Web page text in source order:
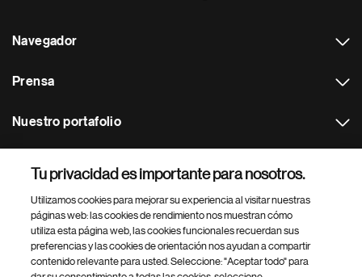
Navegador
Prensa
Nuestro portafolio
Footer Site Search
Tu privacidad es importante para nosotros.
Utilizamos cookies para mejorar su experiencia al visitar nuestras
páginas web: las cookies de rendimiento nos muestran cómo
utiliza esta página web, las cookies funcionales recuerdan sus
preferencias y las cookies de orientación nos ayudan a compartir
contenido relevante para usted. Seleccione: "Aceptar todo" para